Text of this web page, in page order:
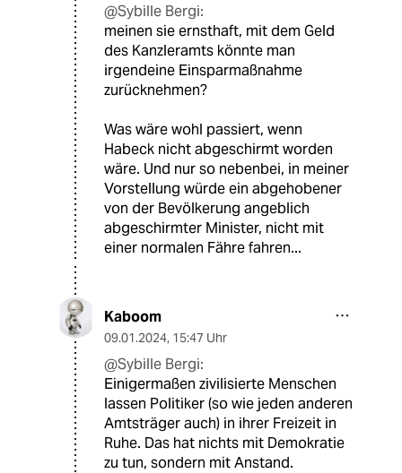
@Sybille Bergi:
meinen sie ernsthaft, mit dem Geld
des Kanzleramts könnte man
irgendeine Einsparmaßnahme
zurücknehmen?
Was wäre wohl passiert, wenn
Habeck nicht abgeschirmt worden
wäre. Und nur so nebenbei, in meiner
Vorstellung würde ein abgehobener
von der Bevölkerung angeblich
abgeschirmter Minister, nicht mit
einer normalen Fähre fahren...
Kaboom
09.01.2024, 15:47 Uhr
@Sybille Bergi:
Einigermaßen zivilisierte Menschen
lassen Politiker (so wie jeden anderen
Amtsträger auch) in ihrer Freizeit in
Ruhe. Das hat nichts mit Demokratie
zu tun, sondern mit Anstand.